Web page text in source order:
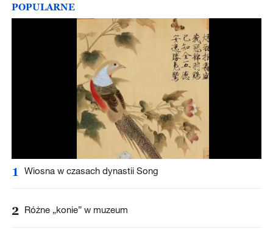
POPULARNE
1 Wiosna w czasach dynastii Song
2 Różne „konie” w muzeum